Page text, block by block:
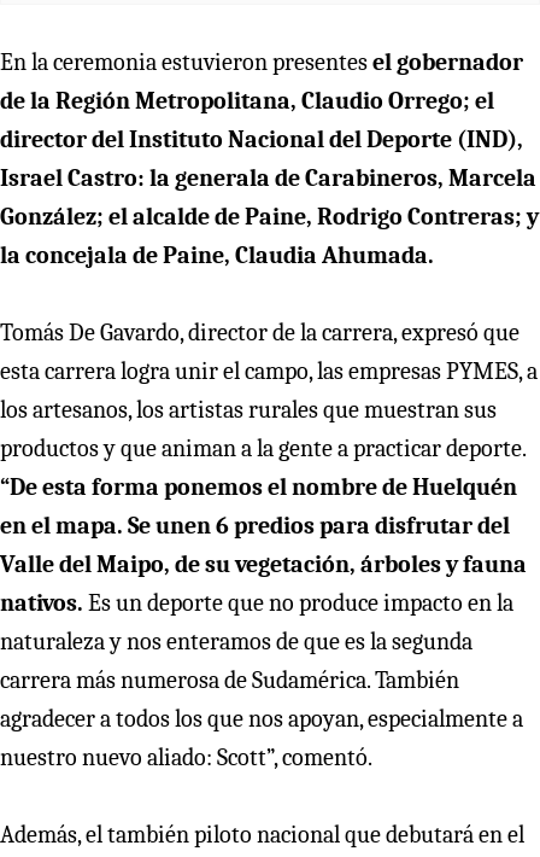
En la ceremonia estuvieron presentesel gobernador
de la Región Metropolitana, Claudio Orrego; el
director del Instituto Nacional del Deporte (IND),
Israel Castro: la generala de Carabineros, Marcela
González; el alcalde de Paine, Rodrigo Contreras; y
la concejala de Paine, Claudia Ahumada.
Tomás De Gavardo, director de la carrera, expresó que
esta carrera logra unir el campo, las empresas PYMES, a
los artesanos, los artistas rurales que muestran sus
productos y que animan a la gente a practicar deporte.
“De esta forma ponemos el nombre de Huelquén
en el mapa. Se unen 6 predios para disfrutar del
Valle del Maipo, de su vegetación, árboles y fauna
nativos. Es un deporte que no produce impacto en la
naturaleza y nos enteramos de que es la segunda
carrera más numerosa de Sudamérica. También
agradecer a todos los que nos apoyan, especialmente a
nuestro nuevo aliado: Scott”, comentó.
Además, el también piloto nacional que debutará en el